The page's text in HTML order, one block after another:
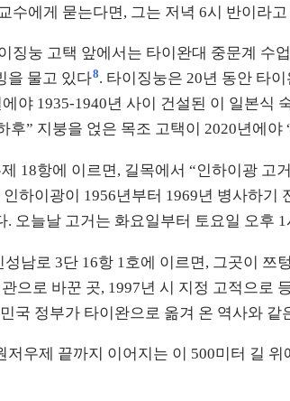
수에게 묻는다면, 그는 저녁 6시 반이라
징눙 고택 앞에서는 타이완대 중문계
을 물고 있다8. 타이징눙은 20년 동안 타
야 1935-1940년 사이 건설된 이 일본
후” 지붕을 얹은 목조 고택이 2020년에
18항에 이르면, 길목에서 “인하이광 고
하이광이 1956년부터 1969년 병사하
. 오늘날 고거는 화요일부터 토요일 오후
남로 3단 16항 1호에 이르면, 그곳이
으로 바꾼 곳, 1997년 시 지정 고적으로
국 정부가 타이완으로 옮겨 온 역사와 같
우제 끝까지 이어지는 이 500미터 길